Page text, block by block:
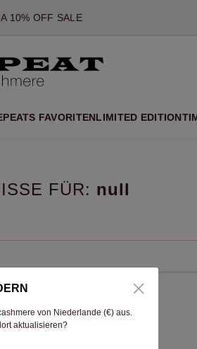
10% OFF SALE
BIS ZUM 12 AUGUST 2026
FÜR LIMITED EDITION
SIND MÖGLICH
FARBEN FÜR DIE KOMMENDE
FAVORITENLIMITED EDITION
FÜR: null
von Niederlande (€) aus.
aktualisieren?